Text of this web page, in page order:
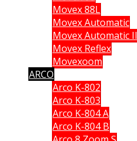
Movex 88L
Movex Automatic
Movex Automatic II
Movex Reflex
Movexoom
ARCO
Arco K-802
Arco K-803
Arco K-804 A
Arco K-804 B